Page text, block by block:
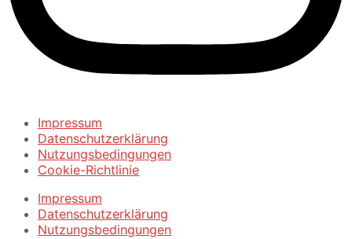
Impressum
Datenschutzerklärung
Nutzungsbedingungen
Cookie-Richtlinie
Impressum
Datenschutzerklärung
Nutzungsbedingungen